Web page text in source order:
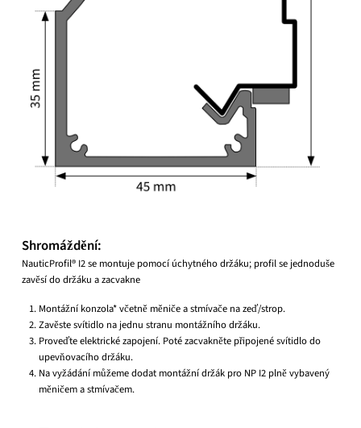
Shromáždění:
NauticProfil® I2 se montuje pomocí úchytného držáku; profil se jednoduše
zavěsí do držáku a zacvakne
Montážní konzola* včetně měniče a stmívače na zeď/strop.
Zavěste svítidlo na jednu stranu montážního držáku.
Proveďte elektrické zapojení. Poté zacvakněte připojené svítidlo do
upevňovacího držáku.
Na vyžádání můžeme dodat montážní držák pro NP I2 plně vybavený
měničem a stmívačem.